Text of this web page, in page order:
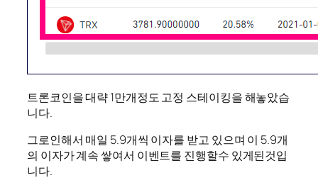
트론코인을 대략 1만개정도 고정 스테이킹을 해놓았습
니다.
그로인해서 매일 5.9개씩 이자를 받고 있으며 이 5.9개
의 이자가 계속 쌓여서 이벤트를 진행할수 있게된것입
니다.